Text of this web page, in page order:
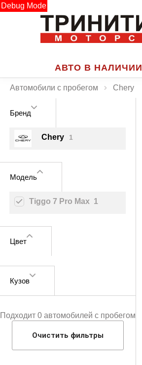
Debug Mode
АВТО В НАЛИЧИИ
Автомобили с пробегом Chery
Бренд
Chery 1
Модель
Tiggo 7 Pro Max 1
Цвет
Кузов
Подходит 0 автомобилей с пробегом
Очистить фильтры